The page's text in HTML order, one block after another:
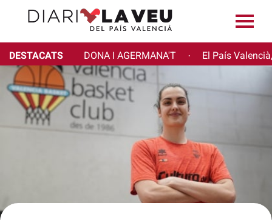
DESTACATS DONA I AGERMANA'T · El País